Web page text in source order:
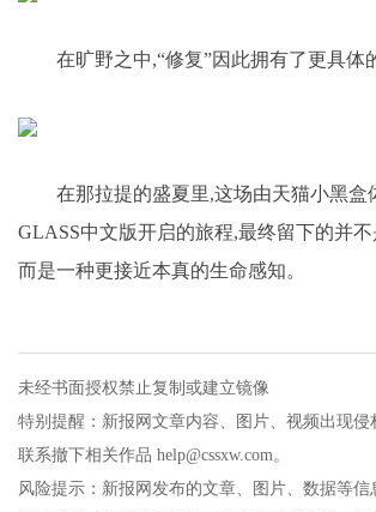
在旷野之中,“修复”因此拥有了更具体
在那拉提的盛夏里,这场由天猫小黑盒
GLASS中文版开启的旅程,最终留下的并
而是一种更接近本真的生命感知。
未经书面授权禁止复制或建立镜像
特别提醒：新报网文章内容、图片、视频出现侵
联系撤下相关作品 help@cssxw.com。
风险提示：新报网发布的文章、图片、数据等信